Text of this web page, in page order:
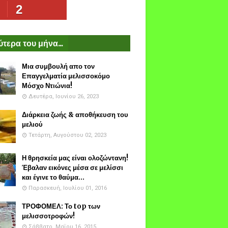
2
του μήνα...
Μια συμβουλή απο τον
Επαγγελματία μελισσοκόμο
Μόσχο Ντιώνια!
Δευτέρα, Ιουνίου 26, 2023
Διάρκεια ζωής & αποθήκευση του
μελιού
Τετάρτη, Αυγούστου 02, 2023
Η θρησκεία μας είναι ολοζώντανη!
Έβαλαν εικόνες μέσα σε μελίσσι
και έγινε το θαύμα...
Παρασκευή, Ιουλίου 01, 2016
ΤΡΟΦΟΜΕΛ: Το top των
μελισσοτροφών!
Σάββατο, Μαΐου 16, 2015